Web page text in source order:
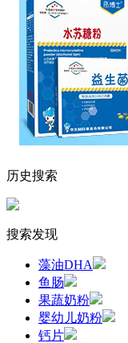
历史搜索
搜索发现
藻油DHA
鱼肠
果蔬奶粉
婴幼儿奶粉
钙片